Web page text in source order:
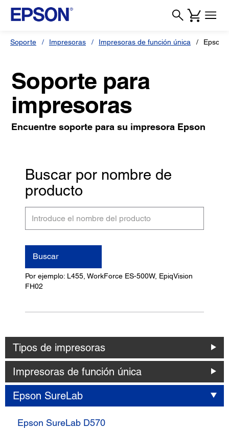
Soporte Impresoras Impresoras de función única Epson
Soporte para
impresoras
Encuentre soporte para su impresora Epson
Buscar por nombre de
producto
del
producto
Buscar
Por ejemplo: L455, WorkForce ES-500W, EpiqVision
FH02
Tipos de impresoras
Impresoras de función única
Epson SureLab
Epson SureLab D570